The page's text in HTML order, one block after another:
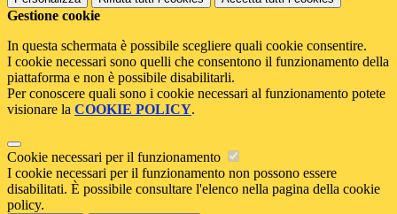
Gestione cookie
In questa schermata è possibile scegliere quali cookie consentire.
I cookie necessari sono quelli che consentono il funzionamento della
piattaforma e non è possibile disabilitarli.
Per conoscere quali sono i cookie necessari al funzionamento potete
visionare la COOKIE POLICY.
Cookie necessari per il funzionamento
I cookie necessari per il funzionamento non possono essere
disabilitati. È possibile consultare l'elenco nella pagina della cookie
policy.